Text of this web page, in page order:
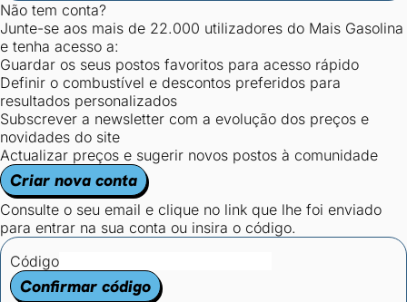
Não tem conta?
Junte-se aos mais de 22.000 utilizadores do Mais Gasolina
e tenha acesso a:
Guardar os seus postos favoritos para acesso rápido
Definir o combustível e descontos preferidos para
resultados personalizados
Subscrever a newsletter com a evolução dos preços e
novidades do site
Actualizar preços e sugerir novos postos à comunidade
Criar nova conta
Consulte o seu email e clique no link que lhe foi enviado
para entrar na sua conta ou insira o código.
Código
Confirmar código